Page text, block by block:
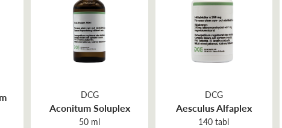
DCG
Aconitum Soluplex
50 ml
DCG
Aesculus Alfaplex
140 tabl